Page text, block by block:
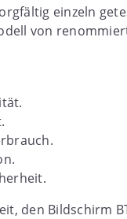
einzeln
von
den Bildschirm